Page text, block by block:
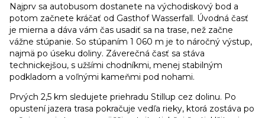
Najprv sa autobusom dostanete na východiskový bod a
potom začnete kráčať od Gasthof Wasserfall. Úvodná časť
je mierna a dáva vám čas usadiť sa na trase, než začne
vážne stúpanie. So stúpaním 1 060 m je to náročný výstup,
najmä po úseku doliny. Záverečná časť sa stáva
technickejšou, s užšími chodníkmi, menej stabilným
podkladom a voľnými kameňmi pod nohami.
Prvých 2,5 km sledujete priehradu Stillup cez dolinu. Po
opustení jazera trasa pokračuje vedľa rieky, ktorá zostáva po